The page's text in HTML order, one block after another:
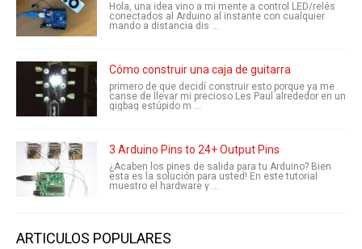
Hola, una idea vino a mi mente a control LED/relés
conectados al Arduino al instante con cualquier
mando a distancia dis ...
Cómo construir una caja de guitarra
primero de que decidí construir esto porque ya me
canse de llevar mi precioso Les Paul alrededor en un
gigbag estúpido m ...
3 Arduino Pins to 24+ Output Pins
¿Acaben los pines de salida para tu Arduino? Bien
esta es la solución para usted! En este tutorial
muestro el hardware y ...
ARTICULOS POPULARES